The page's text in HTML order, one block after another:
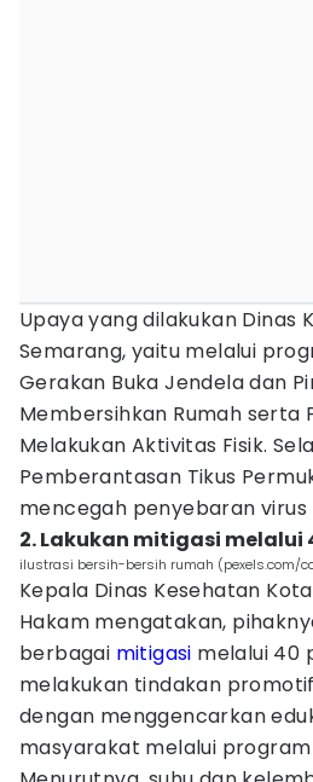
Upaya yang dilakukan Dinas
Semarang, yaitu melalui
Gerakan Buka Jendela dan
Membersihkan Rumah serta
Melakukan Aktivitas Fisik.
Pemberantasan Tikus
mencegah penyebaran virus
2. Lakukan mitigasi melalui
ilustrasi bersih-bersih rumah (pexels.com/
Kepala Dinas Kesehatan
Hakam mengatakan,
berbagai mitigasi melalui 40
melakukan tindakan
dengan menggencarkan
masyarakat melalui